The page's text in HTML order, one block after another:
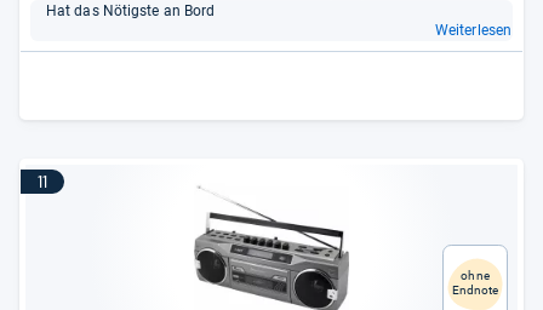
Hat das Nötigste an Bord
Weiterlesen
11
ohne
Endnote